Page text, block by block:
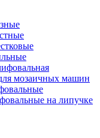
мозаичных машин
на липучке